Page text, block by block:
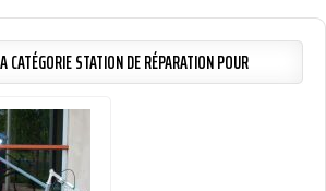
CATÉGORIE STATION DE RÉPARATION POUR